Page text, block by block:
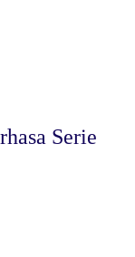
Serie